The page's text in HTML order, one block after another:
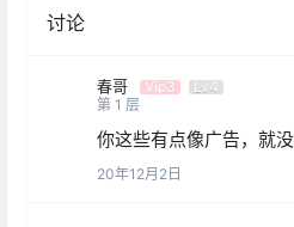
讨论
春哥 Vip3
Lv4
第 1 层
你这些有点像广告，就
20年12月2日